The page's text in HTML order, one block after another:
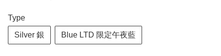
Type
Silver 銀 Blue LTD 限定午夜藍